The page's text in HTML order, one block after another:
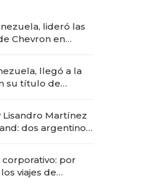
lideró las
Chevron en
llegó a la
su título de
premium"
Lisandro Martínez
dos argentinos
por
viajes de